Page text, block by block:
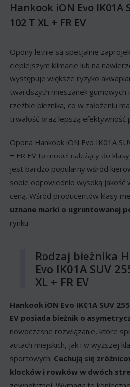
Hankook iON Evo IK01A
102 T XL + FR EV
Opony letnie są specjalnie
cieplejszym klimacie lub na
występuje większe ryzyko
twardszych mieszanek gumowych
rzeźbie bieżnika, co w założeniu
trwałość oraz lepszą efektywność
Opona Hankook iON Evo IK01A
+ FR EV to model należący do
jest bardzo popularny wśród
sobie odpowiednio wysoką jakość
ceną. Wśród producentów klasy
uznane marki o ugruntowanej
rynku.
Rodzaj bieżnika
Evo IK01A SUV
XL + FR EV
Hankook iON Evo IK01A SUV
EV posiada bieżnik o
nowoczesne rozwiązanie, które
autach miejskich, jak i w wyższej
sportowych. Cechują się
klocków i rowków w dwóch